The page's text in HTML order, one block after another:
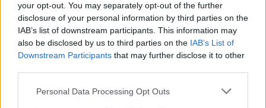
your opt-out. You may separately opt-out of the further
disclosure of your personal information by third parties on the
IAB’s list of downstream participants. This information may
also be disclosed by us to third parties on the IAB’s List of
Downstream Participants that may further disclose it to other
Personal Data Processing Opt Outs